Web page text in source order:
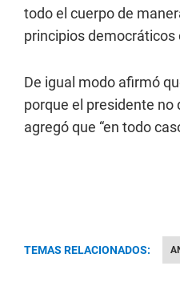
todo el cuerpo de
principios democráticos
De igual modo afirmó
porque el presidente no
agregó que “en todo
TEMAS RELACIONADOS: